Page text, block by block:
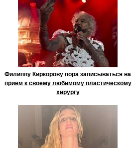
Филиппу Киркорову пора записываться на
прием к своему любимому пластическому
хирургу